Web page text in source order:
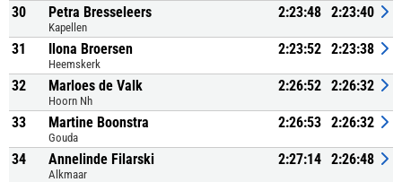
30 Petra Bresseleers
Kapellen
2:23:48 2:23:40
31 Ilona Broersen
Heemskerk
2:23:52 2:23:38
32 Marloes de Valk
Hoorn Nh
2:26:52 2:26:32
33 Martine Boonstra
Gouda
2:26:53 2:26:32
34 Annelinde Filarski
Alkmaar
2:27:14 2:26:48